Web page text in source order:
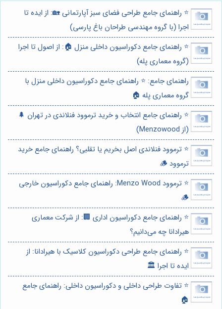
⭐️ راهنمای جامع طراحی فضای سبز آپارتمانی 🏡: از ایده تا
اجرا (با گروه مهندسی طراحان باغ پارسی)
⭐️ راهنمای جامع دکوراسیون داخلی منزل 🏠: از اصول تا اجرا
(گروه معماری پله)
راهنمای جامع: ⭐️ راهنمای جامع دکوراسیون داخلی منزل با
گروه معماری پله 🏠
⭐️ راهنمای جامع انتخاب و خرید ترموود فنلاندی در تهران 🌲
(از Menzowood)
⭐️ ترموود فنلاندی اصل بخریم یا تقلبی؟ راهنمای جامع خرید
ترموود 🪵
⭐️ ترموود Menzo Wood: راهنمای جامع دکوراسیون خارجی
🪵
⭐️ راهنمای جامع دکوراسیون اداری 🏢: از شرکت معماری
هیرادانا چه می‌دانیم؟
⭐️ راهنمای جامع طراحی دکوراسیون کلاسیک با هیرادانا: از
ایده تا اجرا 🏛️
⭐️ تفاوت طراحی داخلی و دکوراسیون داخلی: راهنمای جامع
🏠